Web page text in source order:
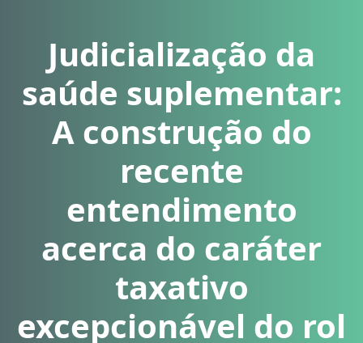
Judicialização da
saúde suplementar:
A construção do
recente
entendimento
acerca do caráter
taxativo
excepcionável do rol